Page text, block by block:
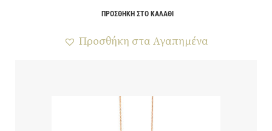
ΠΡΟΣΘΉΚΗ ΣΤΟ ΚΑΛΆΘΙ
Προσθήκη στα Αγαπημένα